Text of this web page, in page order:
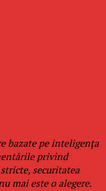
bazate pe inteligența
privind
securitatea
mai este o alegere.